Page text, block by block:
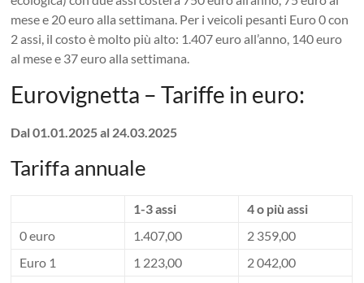
mese e 20 euro alla settimana. Per i veicoli pesanti Euro 0 con
2 assi, il costo è molto più alto: 1.407 euro all’anno, 140 euro
al mese e 37 euro alla settimana.
Eurovignetta – Tariffe in euro:
Dal 01.01.2025 al 24.03.2025
Tariffa annuale
1-3 assi
4 o più assi
0 euro
1.407,00
2 359,00
Euro 1
1 223,00
2 042,00